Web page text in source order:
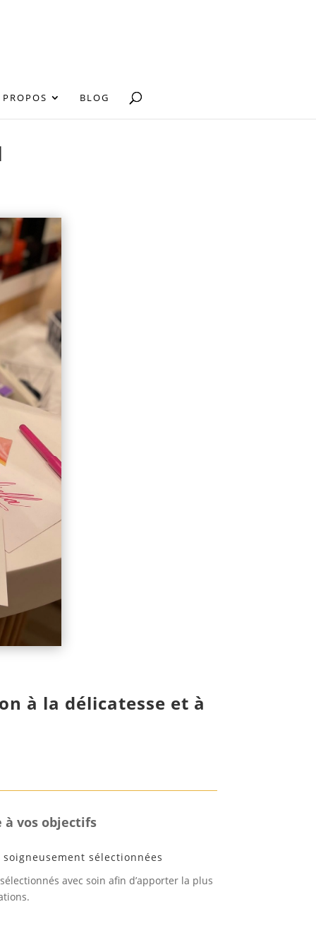
BLOG
à la délicatesse et à
à vos objectifs
sélectionnées
avec soin afin d’apporter la plus